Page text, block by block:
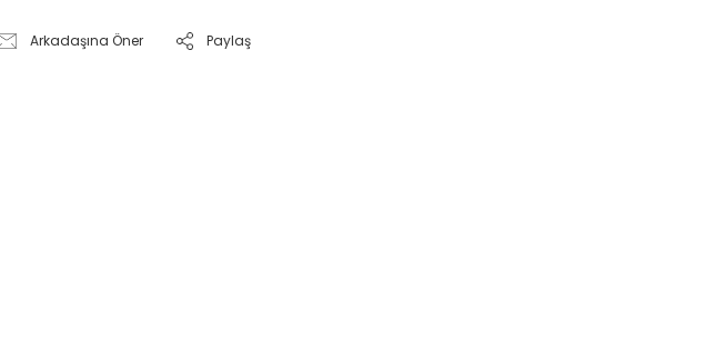
Arkadaşına Öner Paylaş